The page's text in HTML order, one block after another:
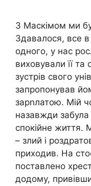
З Маскімом ми
Здавалося, все
одного, у нас
виховували її
зустрів свого
запропонував
зарnлатою. Мій
назавжди
спокійне життя.
– злий і
приходив. На
поставлено
додому,